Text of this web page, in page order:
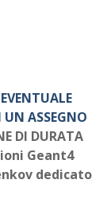
ASSEGNO
DI DURATA
Geant4
dedicato